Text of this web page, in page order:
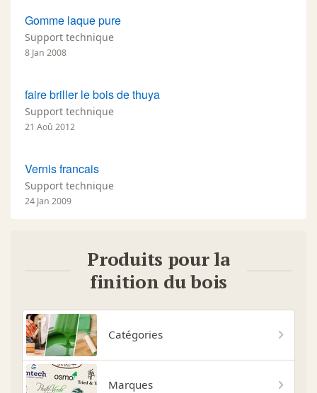
Gomme laque pure
Support technique
8 Jan 2008
faire briller le bois de thuya
Support technique
21 Aoû 2012
Vernis francais
Support technique
24 Jan 2009
Produits pour la
finition du bois
Catégories
Marques